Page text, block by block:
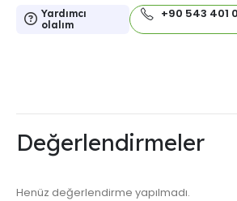
Yardımcı
olalım
+90 543 401
Değerlendirmeler
Henüz değerlendirme yapılmadı.